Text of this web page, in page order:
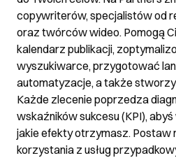
copywriterów, specjalistów od
oraz twórców wideo. Pomogą
kalendarz publikacji,
wyszukiwarce, przygotować
automatyzacje, a także
Każde zlecenie poprzedza
wskaźników sukcesu (KPI),
jakie efekty otrzymasz.
korzystania z usług